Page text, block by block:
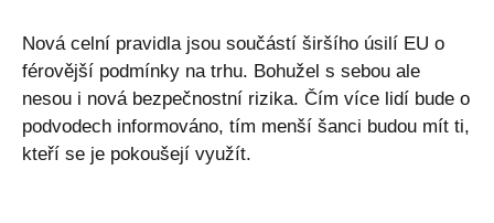
Nová celní pravidla jsou součástí širšího úsilí EU o
férovější podmínky na trhu. Bohužel s sebou ale
nesou i nová bezpečnostní rizika. Čím více lidí bude o
podvodech informováno, tím menší šanci budou mít ti,
kteří se je pokoušejí využít.